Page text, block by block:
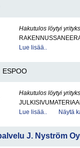
Hakutulos löytyi
Lue lisää..
ESPOO
Hakutulos löytyi
Lue lisää..
Näytä
J. Nyström Oy